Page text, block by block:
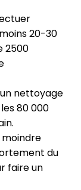
20-30
2500
nettoyage
80 000
du
faire un